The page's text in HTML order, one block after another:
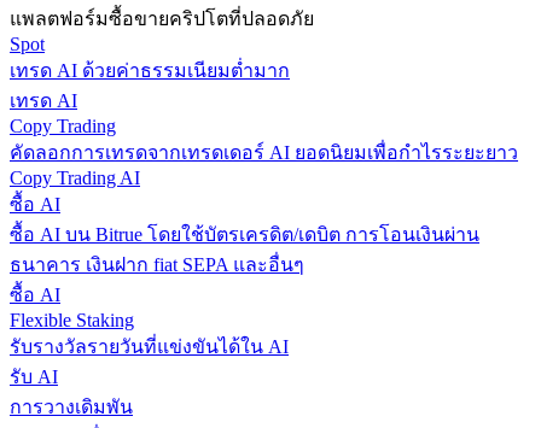
ได้รับ
แพลตฟอร์มซื้อขายคริปโตที่ปลอดภัย
Spot
เทรด AI ด้วยค่าธรรมเนียมต่ำมาก
เทรด AI
Copy Trading
คัดลอกการเทรดจากเทรดเดอร์ AI ยอดนิยมเพื่อกำไรระยะยาว
Copy Trading AI
ซื้อ AI
ซื้อ AI บน Bitrue โดยใช้บัตรเครดิต/เดบิต การโอนเงินผ่าน
ธนาคาร เงินฝาก fiat SEPA และอื่นๆ
ซื้อ AI
Flexible Staking
รับรางวัลรายวันที่แข่งขันได้ใน AI
รับ AI
การวางเดิมพัน